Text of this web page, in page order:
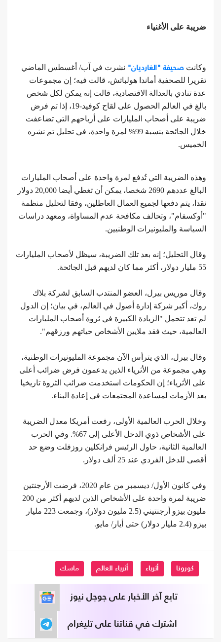
ضريبة على الأغنياء
وكانت صحيفة "الغارديان" نشرت في آب/ أغسطس الماضي
تقريرا للصحفية أماندا هولباتش، قالت فيه؛ إن مجموعات
عدة تنادي بالعدالة الاقتصادية، قالت إنه يمكن لكل شخص
بالغ في العالم الحصول على لقاح كوفيد-19، إذا تم فرض
ضريبة على أصحاب المليارات على أرباحهم التي تضاعفت
خلال الجائحة بنسبة 99% لمرة واحدة، في تحليل تم نشره
الخميس.
وهذه الضريبة التي تُدفع لمرة واحدة على أصحاب المليارات
البالغ عددهم 2690 شخصا، يمكن أن تغطي أيضا 20,000 دولار
نقدا، يتم دفعها لجميع العمال العاطلين، وفقا لتحليل منظمة
"أوكسفام"، وتحالف مكافحة عدم المساواة، ومعهد دراسات
السياسة والمليونيرات الوطنيين.
وقال التحليل؛ إنه بعد تلك الضريبة، سيظل لأصحاب المليارات
55 مليار دولار، أكثر مما كان لديهم قبل الجائحة.
وقال موريس بيرل، العضو المنتدب السابق لشركة بلاك
روك، أكبر شركة إدارة أصول في العالم، في بيان؛ إن الدول
لم تعد تتحمل "الزيادة الكبيرة في ثروة أصحاب المليارات
العالمية، حيث فقد ملايين الأشخاص حياتهم ورزقهم".
وقال بيرل، الذي يترأس الآن مجموعة المليونيرات الوطنية،
وهي مجموعة من الأثرياء الذين يدعمون فرض ضرائب أعلى
على الأثرياء؛ إن الحكومات استخدمت ضرائب الثروة تاريخيا
بعد الأزمات لمساعدة المجتمعات في إعادة البناء.
وخلال الحرب العالمية الأولى، رفعت أمريكا معدل الضريبة
على الأشخاص ذوي الدخل الأعلى إلى 67%. وفي الحرب
العالمية الثانية، حاول الرئيس فرانكلين روزفلت وضع حد
أقصى للدخل الفردي عند 25 ألف دولار.
وفي كانون الأول/ ديسمبر من عام 2020، فرضت الأرجنتين
ضريبة لمرة واحدة على الأشخاص الذين لديهم أكثر من 200
مليون بيزو أرجنتيني (2.5 مليون دولار)، وجمعت 223 مليار
بيزو (2.4 مليار دولار) حتى أيار/ مايو.
كورونا أثرياء أثرياء العالم ماسك
تابع آخر الأخبار على جوجل نيوز
اشترك في قناتنا على تليغرام